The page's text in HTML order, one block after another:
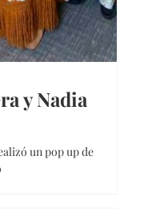
y Nadia
un pop up de